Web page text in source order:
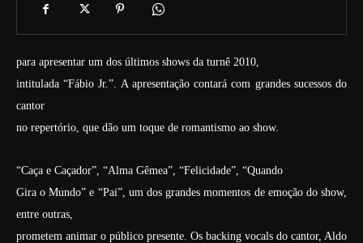
para apresentar um dos últimos shows da turnê 2010,
intitulada “Fábio Jr.”. A apresentação contará com grandes sucessos do
cantor
no repertório, que dão um toque de romantismo ao show.
“Caça e Caçador”, “Alma Gêmea”, “Felicidade”, “Quando
Gira o Mundo” e “Pai”, um dos grandes momentos de emoção do show,
entre outras,
prometem animar o público presente. Os backing vocals do cantor, Aldo